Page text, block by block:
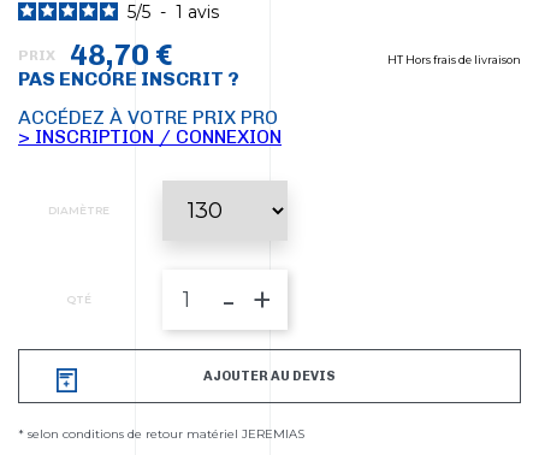
5/5 - 1 avis
PRIX 48,70 € HT Hors frais de livraison
PAS ENCORE INSCRIT ?
ACCÉDEZ À VOTRE PRIX PRO
> INSCRIPTION / CONNEXION
DIAMÈTRE
QTÉ - +
AJOUTER AU DEVIS
* selon conditions de retour matériel JEREMIAS